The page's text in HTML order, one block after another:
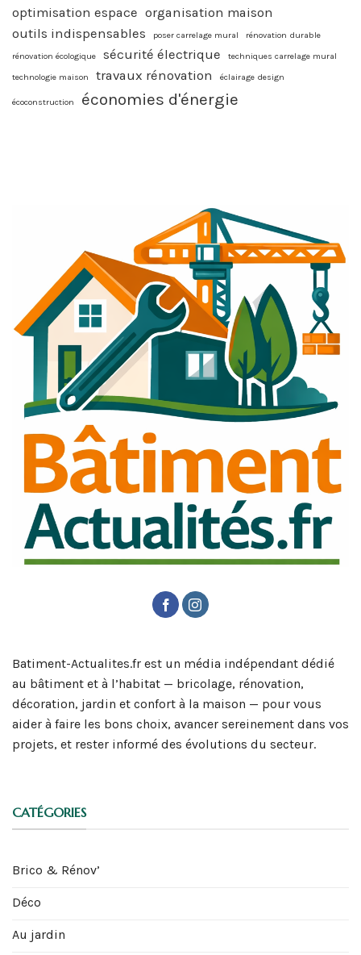
optimisation espace organisation maison
outils indispensables
poser carrelage mural
rénovation durable
rénovation écologique
sécurité électrique
techniques carrelage mural
technologie maison
travaux rénovation éclairage design
écoconstruction économies d'énergie
Batiment-Actualites.fr est un média indépendant dédié
au bâtiment et à l’habitat — bricolage, rénovation,
décoration, jardin et confort à la maison — pour vous
aider à faire les bons choix, avancer sereinement dans vos
projets, et rester informé des évolutions du secteur.
CATÉGORIES
Brico & Rénov’
Déco
Au jardin